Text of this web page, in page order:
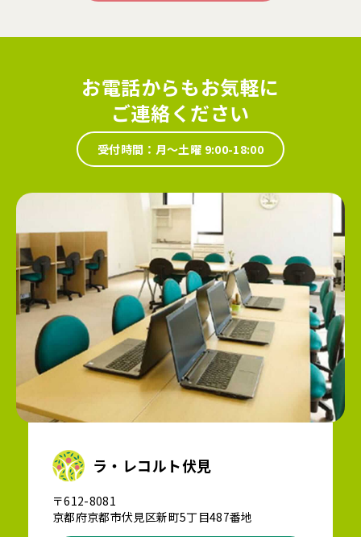
お電話からもお気軽に
ご連絡ください
受付時間：月～土曜 9:00-18:00
ラ・レコルト伏見
〒612-8081
京都府京都市伏見区新町5丁目487番地